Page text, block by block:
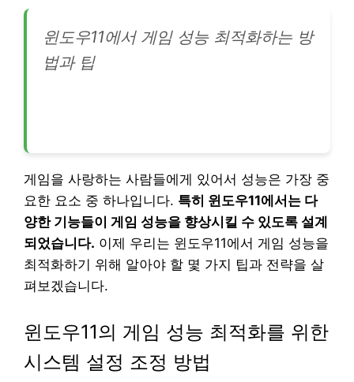
윈도우11에서 게임 성능 최적화하는 방
법과 팁
게임을 사랑하는 사람들에게 있어서 성능은 가장 중
요한 요소 중 하나입니다. 특히 윈도우11에서는 다
양한 기능들이 게임 성능을 향상시킬 수 있도록 설계
되었습니다. 이제 우리는 윈도우11에서 게임 성능을
최적화하기 위해 알아야 할 몇 가지 팁과 전략을 살
펴보겠습니다.
윈도우11의 게임 성능 최적화를 위한
시스템 설정 조정 방법